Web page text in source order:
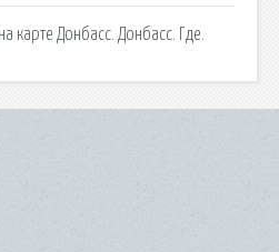
карте Донбасс. Донбасс. Где.